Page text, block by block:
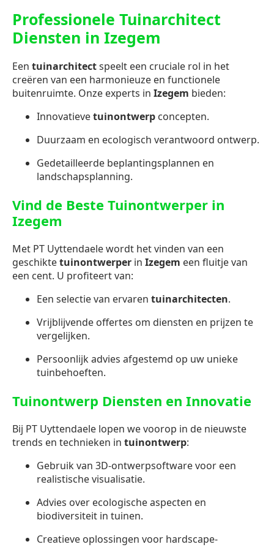
Professionele Tuinarchitect
Diensten in Izegem
Een tuinarchitectspeelt een cruciale rol in het
creëren van een harmonieuze en functionele
buitenruimte. Onze experts in Izegem bieden:
Innovatievetuinontwerp concepten.
Duurzaam en ecologisch verantwoord ontwerp.
Gedetailleerde beplantingsplannen en
landschapsplanning.
Vind de Beste Tuinontwerper in
Izegem
Met PT Uyttendaele wordt het vinden van een
geschiktetuinontwerper in Izegem een fluitje van
een cent. U profiteert van:
Een selectie van ervaren tuinarchitecten.
Vrijblijvende offertes om diensten en prijzen te
vergelijken.
Persoonlijk advies afgestemd op uw unieke
tuinbehoeften.
Tuinontwerp Diensten en Innovatie
Bij PT Uyttendaele lopen we voorop in de nieuwste
trends en technieken in tuinontwerp:
Gebruik van 3D-ontwerpsoftware voor een
realistische visualisatie.
Advies over ecologische aspecten en
biodiversiteit in tuinen.
Creatieve oplossingen voor hardscape-